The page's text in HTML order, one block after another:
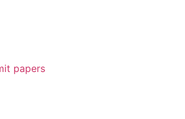
papers